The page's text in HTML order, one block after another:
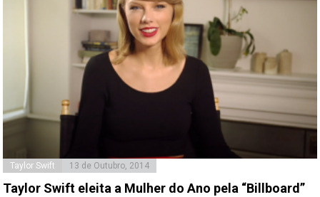
Taylor Swift 13 de Outubro, 2014
Taylor Swift eleita a Mulher do Ano pela “Billboard”